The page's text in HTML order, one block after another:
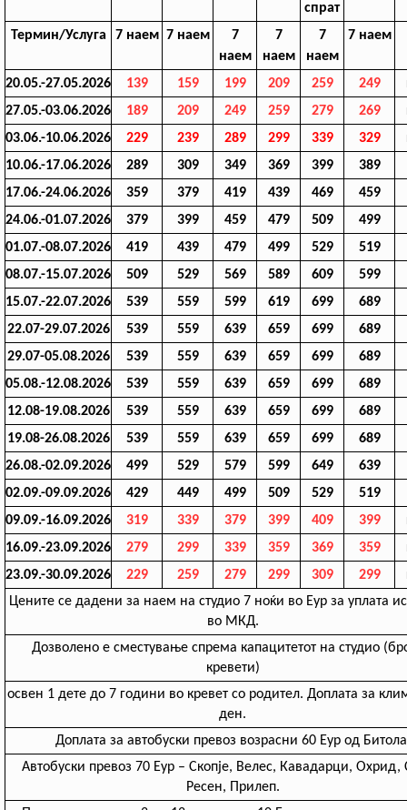
спрат
Термин/Услуга 7 наем 7 наем
7
наем
7
наем
7
наем
7 наем
20.05.-27.05.2026 139 159 199 209 259 249
27.05.-03.06.2026
189 209 249 259 279 269
03.06.-10.06.2026
229 239 289 299 339 329
10.06.-17.06.2026
289 309 349 369 399
389
17.06.-24.06.2026
359 379 419 439 469
459
24.06.-01.07.2026
379 399 459 479 509
499
01.07.-08.07.2026
419 439 479 499 529
519
08.07.-15.07.2026
509 529 569 589 609
599
15.07.-22.07.2026
539 559 599 619 699
689
22.07-29.07.2026
539 559 639 659 699
689
29.07-05.08.2026
539 559 639 659 699
689
05.08.-12.08.2026
539 559 639 659 699
689
12.08-19.08.2026
539 559 639 659 699
689
19.08-26.08.2026
539 559 639 659 699
689
26.08.-02.09.2026
499 529 579 599 649
639
02.09.-09.09.2026
429 449 499 509 529
519
09.09.-16.09.2026
319 339 379 399 409 399
16.09.-23.09.2026
279 299 339 359 369 359
23.09.-30.09.2026
229 259 279 299 309 299
Цените се дадени за наем на студио 7 ноќи во Еур за уплата
во МКД.
Дозволено е сместување спрема капацитетот на студио
кревети)
освен 1 дете до 7 години во кревет со родител. Доплата за
ден.
Доплата за автобуски превоз возрасни 60 Еур од
Aвтобуски превоз 70 Еур – Скопје, Велес, Кавадарци, Охрид,
Ресен, Прилеп.